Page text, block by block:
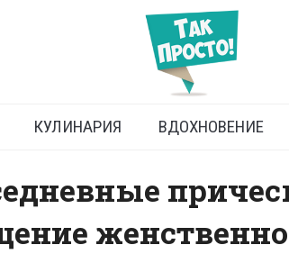
на каждый день
КУЛИНАРИЯ ВДОХНОВЕНИЕ